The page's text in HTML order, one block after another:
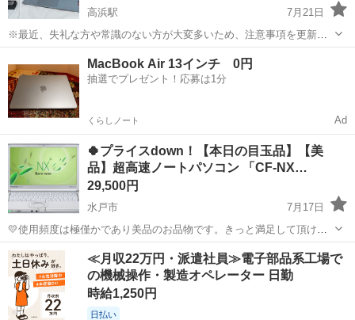
高浜駅
7月21日
※最近、失礼な方や常識のない方が大変多いため、注意事項を更新い
たしました。 面倒とは思いますがお互いに気持ちの良いお取引を行う
ため、お問い合わせ前に必ず最後までご確認ください。 【メーカー】
マウスコンピューター 【...
ノートパソコン
MacBook Air 13インチ 0円
抽選でプレゼント！応募は1分
くらしノート Ad
🍀プライスdown！【本日の目玉品】【美
品】超高速ノートパソコン 「CF-NX…
29,500円
水戸市
7月17日
💛使用頻度は極僅かであり美品のお品物です。きっと満足して頂けま
す。 💛最新・正規Microsoft Office ２０２１インストール済み ★此
れだけで数万円するソフトです★ 『Ｗｏｒｄ・Ｅｘｃｅｌ・Ｐｏｗｅ
ｒＰｏｉ...
茨城 水戸市 ノートパソコン パナソニック
≪月収22万円・派遣社員≫電子部品系工場で
の機械操作・製造オペレーター 日勤
時給1,250円
日払い